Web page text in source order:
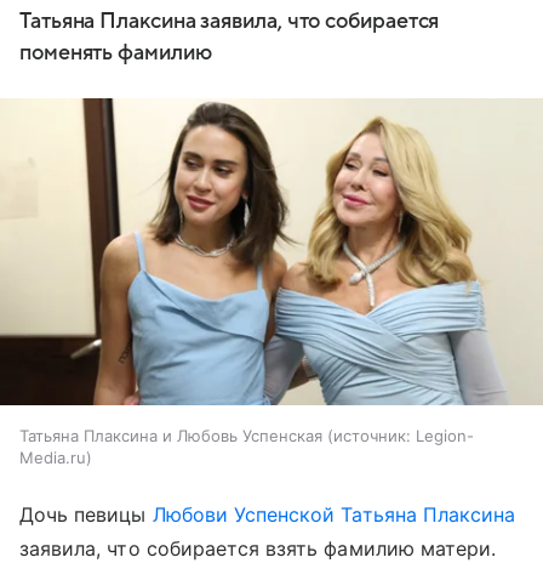
Татьяна Плаксина заявила, что собирается
поменять фамилию
Татьяна Плаксина и Любовь Успенская источник: Legion-
Media.ru
Дочь певицы Любови Успенской Татьяна Плаксина
заявила, что собирается взять фамилию матери.